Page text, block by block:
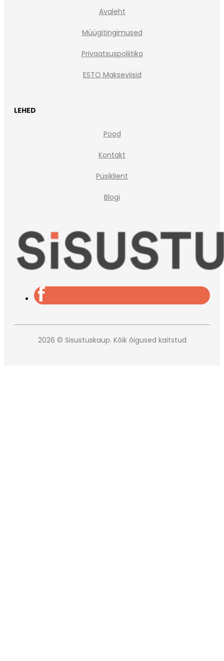
Avaleht
Müügitingimused
Privaatsuspoliitika
ESTO Makseviisid
LEHED
Pood
Kontakt
Püsiklient
Blogi
2026 © Sisustuskaup. Kõik õigused kaitstud